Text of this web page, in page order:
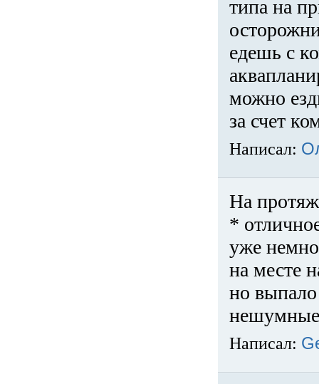
типа на
едешь с
можно
за счет
Написал:
На
*
уже
на месте
но
нешумные
Написал: